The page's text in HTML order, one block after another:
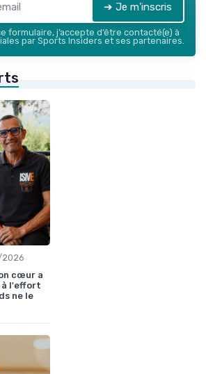
➔ Je m'inscris
formulaire, j’accepte d’être contacté(e) à
par Sports Insiders et ses partenaires.
cœur a
à l'effort
ne le